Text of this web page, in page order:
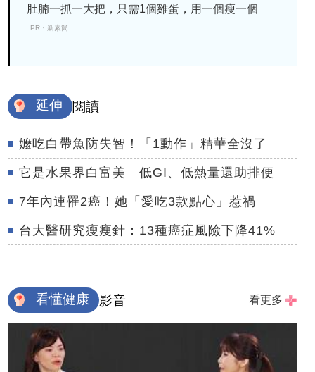
肚腩一抓一大把，只需1個雞蛋，用一個瘦一個
PR・新素簡
延伸 閱讀
嬤吃白帶魚防失智！「1動作」精華全沒了
它是水果界白富美 低GI、低熱量還助排便
7年內連罹2癌！她「愛吃3款點心」惹禍
台大醫研究瘦瘦針：13種癌症風險下降41%
看懂健康 影音 看更多